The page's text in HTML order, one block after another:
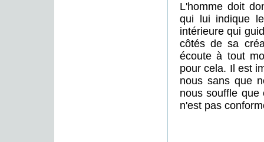
L'homme doit
qui lui indique
intérieure qui
côtés de sa
écoute à tout
pour cela. Il est
nous sans que
nous souffle
n'est pas